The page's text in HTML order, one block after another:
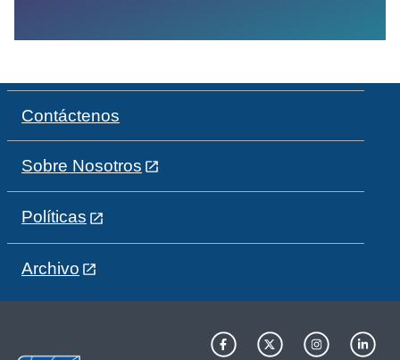
Contáctenos
Sobre Nosotros
Políticas
Archivo